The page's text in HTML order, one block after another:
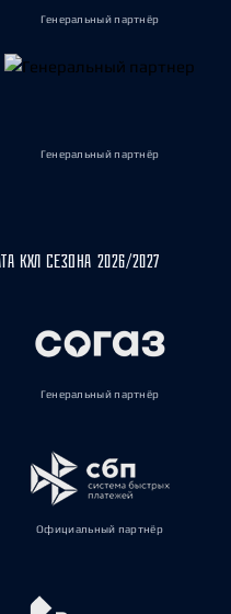
Генеральный партнёр
Генеральный партнёр
КХЛ СЕЗОНА 2026/2027
Генеральный партнёр
Официальный партнёр